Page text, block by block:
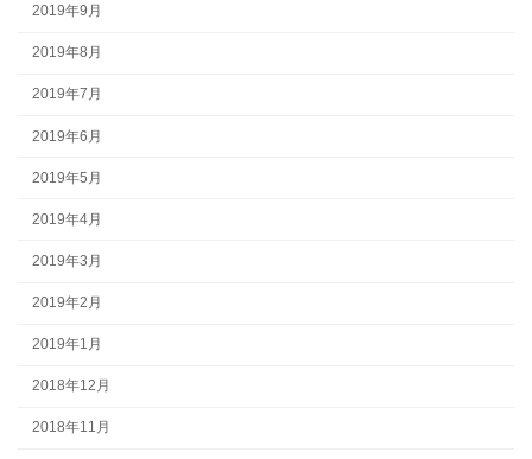
2019年9月
2019年8月
2019年7月
2019年6月
2019年5月
2019年4月
2019年3月
2019年2月
2019年1月
2018年12月
2018年11月